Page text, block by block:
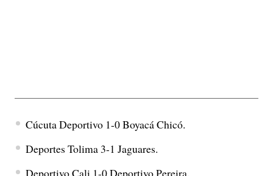
Cúcuta Deportivo 1-0 Boyacá Chicó.
Deportes Tolima 3-1 Jaguares.
Deportivo Cali 1-0 Deportivo Pereira.